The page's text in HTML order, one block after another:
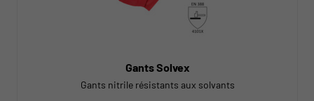
Gants Solvex
Gants nitrile résistants aux solvants